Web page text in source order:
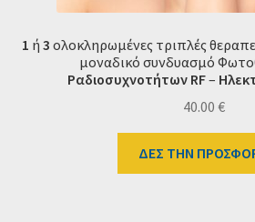
1 ή 3 ολοκληρωμένες τριπλές
μοναδικό συνδυασμό
Ραδιοσυχνοτήτων RF–
40.00 €
ΔΕΣ ΤΗΝ